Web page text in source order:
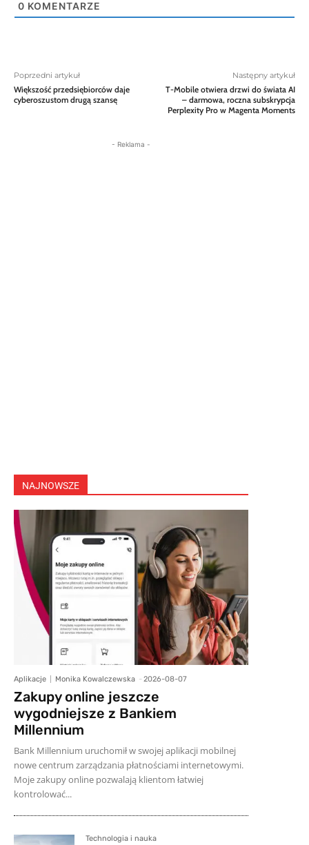
0 KOMENTARZE
Poprzedni artykuł
Większość przedsiębiorców daje
cyberoszustom drugą szansę
Następny artykuł
T-Mobile otwiera drzwi do świata AI
– darmowa, roczna subskrypcja
Perplexity Pro w Magenta Moments
- Reklama -
NAJNOWSZE
Aplikacje Monika Kowalczewska - 2026-08-07
Zakupy online jeszcze
wygodniejsze z Bankiem
Millennium
Bank Millennium uruchomił w swojej aplikacji mobilnej
nowe centrum zarządzania płatnościami internetowymi.
Moje zakupy online pozwalają klientom łatwiej
kontrolować...
Technologia i nauka